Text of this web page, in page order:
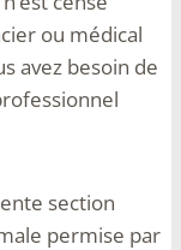
ou médical
avez besoin de
section
permise par